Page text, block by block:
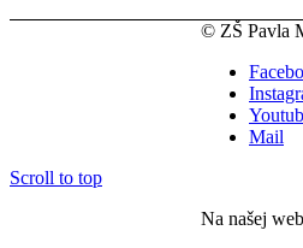
© ZŠ Pavla
Mail
Scroll to top
Na našej